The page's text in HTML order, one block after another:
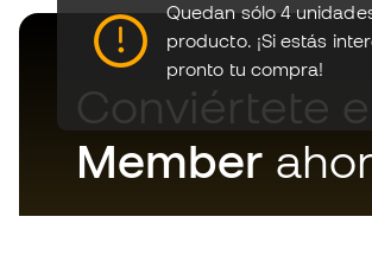
Quedan sólo 4
producto. ¡Si estás
pronto tu compra!
Conviértete
Member